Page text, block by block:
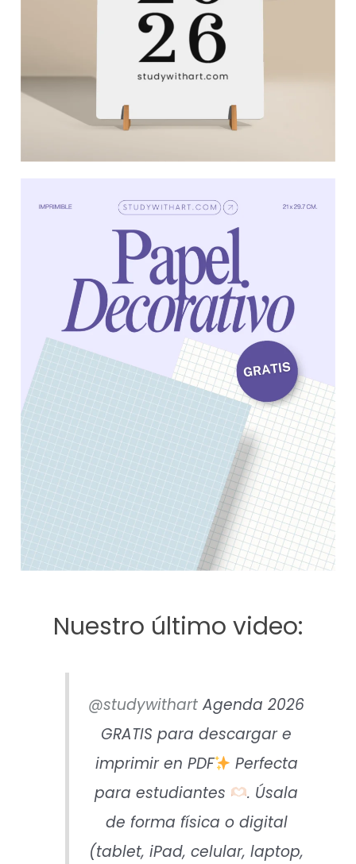
Nuestro último video:
@studywithart Agenda 2026
GRATIS para descargar e
imprimir en PDF
Perfecta
para estudiantes
. Úsala
de forma física o digital
(tablet, iPad, celular, laptop,